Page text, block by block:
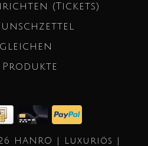
(Tickets)
HANRO | Luxuriös |